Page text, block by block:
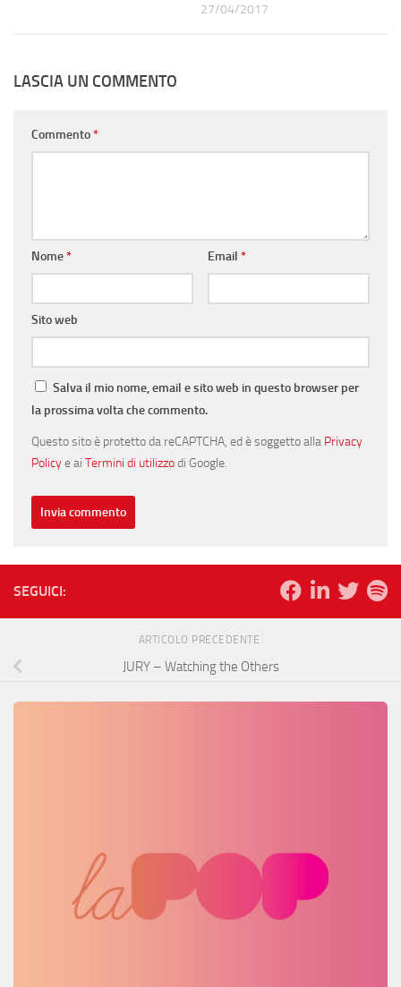
27/04/2017
LASCIA UN COMMENTO
Commento*
Nome* Email *
Sito web
Salva il mio nome, email e sito web in questo browser per
la prossima volta che commento.
Questo sito è protetto da reCAPTCHA, ed è soggetto alla Privacy
Policye ai Termini di utilizzodi Google.
SEGUICI:
ARTICOLO PRECEDENTE
JURY – Watching the Others